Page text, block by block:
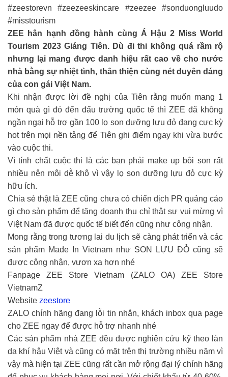
#zeestorevn #zeezeeskincare #zeezee #sonduongluudo
#misstourism
ZEE hân hạnh đồng hành cùng Á Hậu 2 Miss World
Tourism 2023 Giáng Tiên. Dù đi thi không quá rầm rộ
nhưng lại mang được danh hiệu rất cao về cho nước
nhà bằng sự nhiệt tình, thân thiện cùng nét duyên dáng
của con gái Việt Nam.
Khi nhận được lời đề nghị của Tiên rằng muốn mang 1
món quà gì đó đến đấu trường quốc tế thì ZEE đã không
ngần ngại hỗ trợ gần 100 lọ son dưỡng lựu đỏ đang cực kỳ
hot trên mọi nền tảng để Tiên ghi điểm ngay khi vừa bước
vào cuộc thi.
Vì tính chất cuộc thi là các bạn phải make up bôi son rất
nhiều nên môi dễ khô vì vậy lọ son dưỡng lựu đỏ cực kỳ
hữu ích.
Chia sẻ thật là ZEE cũng chưa có chiến dịch PR quảng cáo
gì cho sản phẩm để tăng doanh thu chỉ thật sự vui mừng vì
Việt Nam đã được quốc tế biết đến cũng như công nhận.
Mong rằng trong tương lai du lịch sẽ càng phát triển và các
sản phẩm Made In Vietnam như SON LỰU ĐỎ cũng sẽ
được công nhận, vươn xa hơn nhé
Fanpage ZEE Store Vietnam (ZALO OA) ZEE Store
VietnamZ
Website zeestore
ZALO chính hãng đang lỗi tin nhắn, khách inbox qua page
cho ZEE ngay để được hỗ trợ nhanh nhé
Các sản phẩm nhà ZEE đều được nghiên cứu kỹ theo làn
da khí hậu Việt và cũng có mặt trên thị trường nhiều năm vì
vậy mà hiện tại ZEE cũng rất cần mở rộng đại lý chính hãng